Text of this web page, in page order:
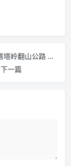
严婺古道-塔塔岭翻山公路 建德-兰溪 塔塔岭行车视频
下一篇